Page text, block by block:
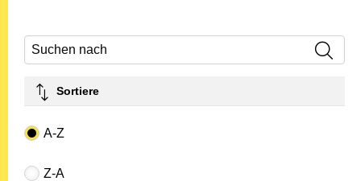
Suchen nach
Sortiere
Drop-down- Art
A-Z
Z-A